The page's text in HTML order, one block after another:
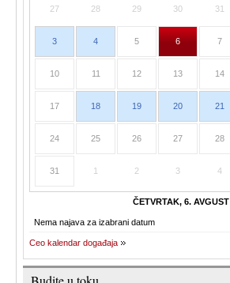
27 28 29 30 31
3 4 5 6 7
10 11 12 13 14
17 18 19 20 21
24 25 26 27 28
31 1 2 3 4
ČETVRTAK, 6. AVGUST
Nema najava za izabrani datum
Ceo kalendar događaja